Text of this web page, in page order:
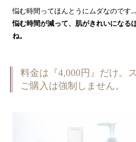
悩む時間ってほんとうにムダなのです…
悩む時間が減って、肌がきれいになる
ね。
料金は『4,000円』だけ。
ご購入は強制しません。